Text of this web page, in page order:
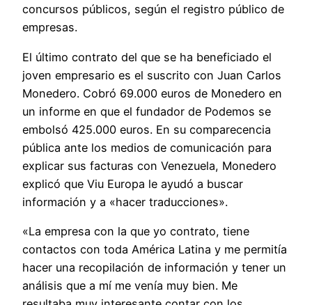
concursos públicos, según el registro público de
empresas.
El último contrato del que se ha beneficiado el
joven empresario es el suscrito con Juan Carlos
Monedero. Cobró 69.000 euros de Monedero en
un informe en que el fundador de Podemos se
embolsó 425.000 euros. En su comparecencia
pública ante los medios de comunicación para
explicar sus facturas con Venezuela, Monedero
explicó que Viu Europa le ayudó a buscar
información y a «hacer traducciones».
«La empresa con la que yo contrato, tiene
contactos con toda América Latina y me permitía
hacer una recopilación de información y tener un
análisis que a mí me venía muy bien. Me